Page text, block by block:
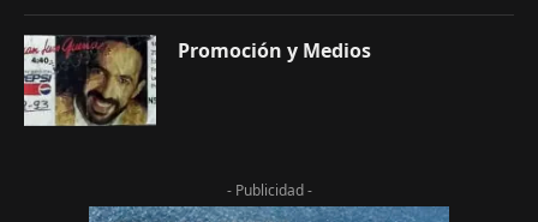
Promoción y Medios
- Publicidad -